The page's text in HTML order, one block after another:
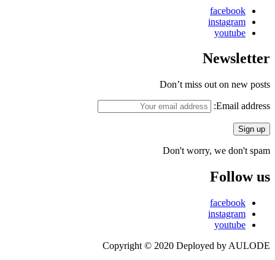
facebook
instagram
youtube
Newsletter
Don’t miss out on new posts
Email address:
Don't worry, we don't spam
Follow us
facebook
instagram
youtube
Copyright © 2020 Deployed by AULODE